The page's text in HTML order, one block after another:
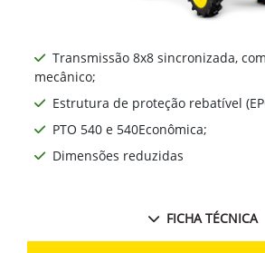
Transmissão 8x8 sincronizada,
mecânico;
Estrutura de proteção rebatível
PTO 540 e 540Econômica;
Dimensões reduzidas
FICHA TÉCNICA